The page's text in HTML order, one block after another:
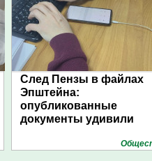
След Пензы в файлах
Эпштейна:
опубликованные
документы удивили